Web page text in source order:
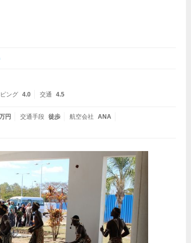
ング 4.0 交通 4.5
円 交通手段 徒歩 航空会社
ANA